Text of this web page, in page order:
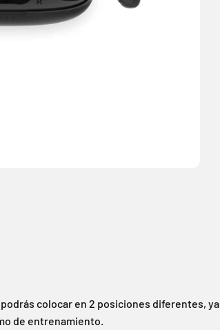
colocar en 2 posiciones diferentes, ya
de entrenamiento.